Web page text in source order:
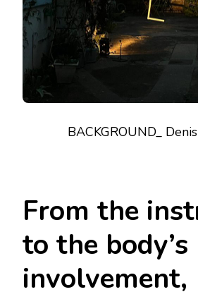
BACKGROUND_
From the
to the body’s
involvement,